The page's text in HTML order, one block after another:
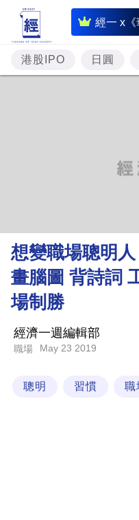
經一 x《
即
時
財
經
理
財
商
科
技
場
港股IPO 日圓
想變職場聰明
畫腦圖 背詩詞
場制勝
經濟一週編輯部
職場 May 23 2019
聰明 習慣 職